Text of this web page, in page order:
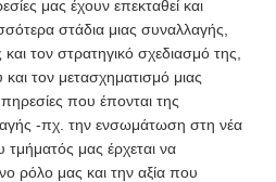
μας έχουν επεκταθεί και
στάδια μιας συναλλαγής,
τον στρατηγικό σχεδιασμό της,
τον μετασχηματισμό μιας
που έπονται της
-πχ. την ενσωμάτωση στη νέα
τμήματός μας έρχεται να
ρόλο μας και την αξία που